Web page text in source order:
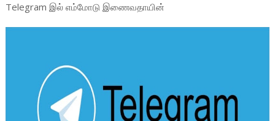
Telegram இல் எம்மோடு இணைவதாயின்